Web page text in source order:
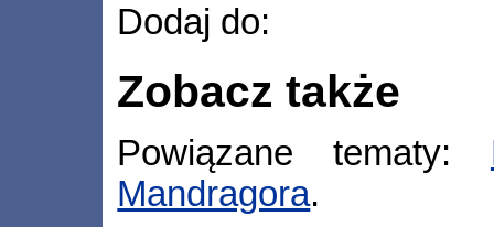
Dodaj do:
Zobacz także
Powiązane tematy:
Mandragora.